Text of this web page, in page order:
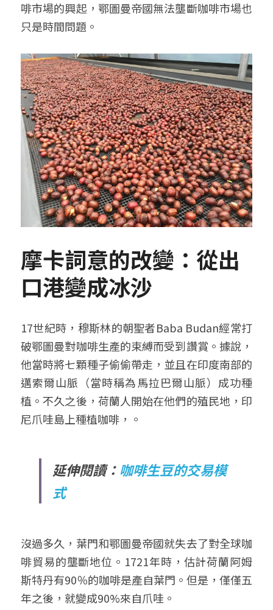
啡市場的興起，鄂圖曼帝國無法壟斷咖啡市場也
只是時間問題。
摩卡詞意的改變：從出
口港變成冰沙
17世紀時，穆斯林的朝聖者Baba Budan經常打
破鄂圖曼對咖啡生產的束縛而受到讚賞。據說，
他當時將七顆種子偷偷帶走，並且在印度南部的
邁索爾山脈（當時稱為馬拉巴爾山脈）成功種
植。不久之後，荷蘭人開始在他們的殖民地，印
尼爪哇島上種植咖啡，。
延伸閱讀：咖啡生豆的交易模
式
沒過多久，葉門和鄂圖曼帝國就失去了對全球咖
啡貿易的壟斷地位。1721年時，估計荷蘭阿姆
斯特丹有90％的咖啡是產自葉門。但是，僅僅五
年之後，就變成90%來自爪哇。